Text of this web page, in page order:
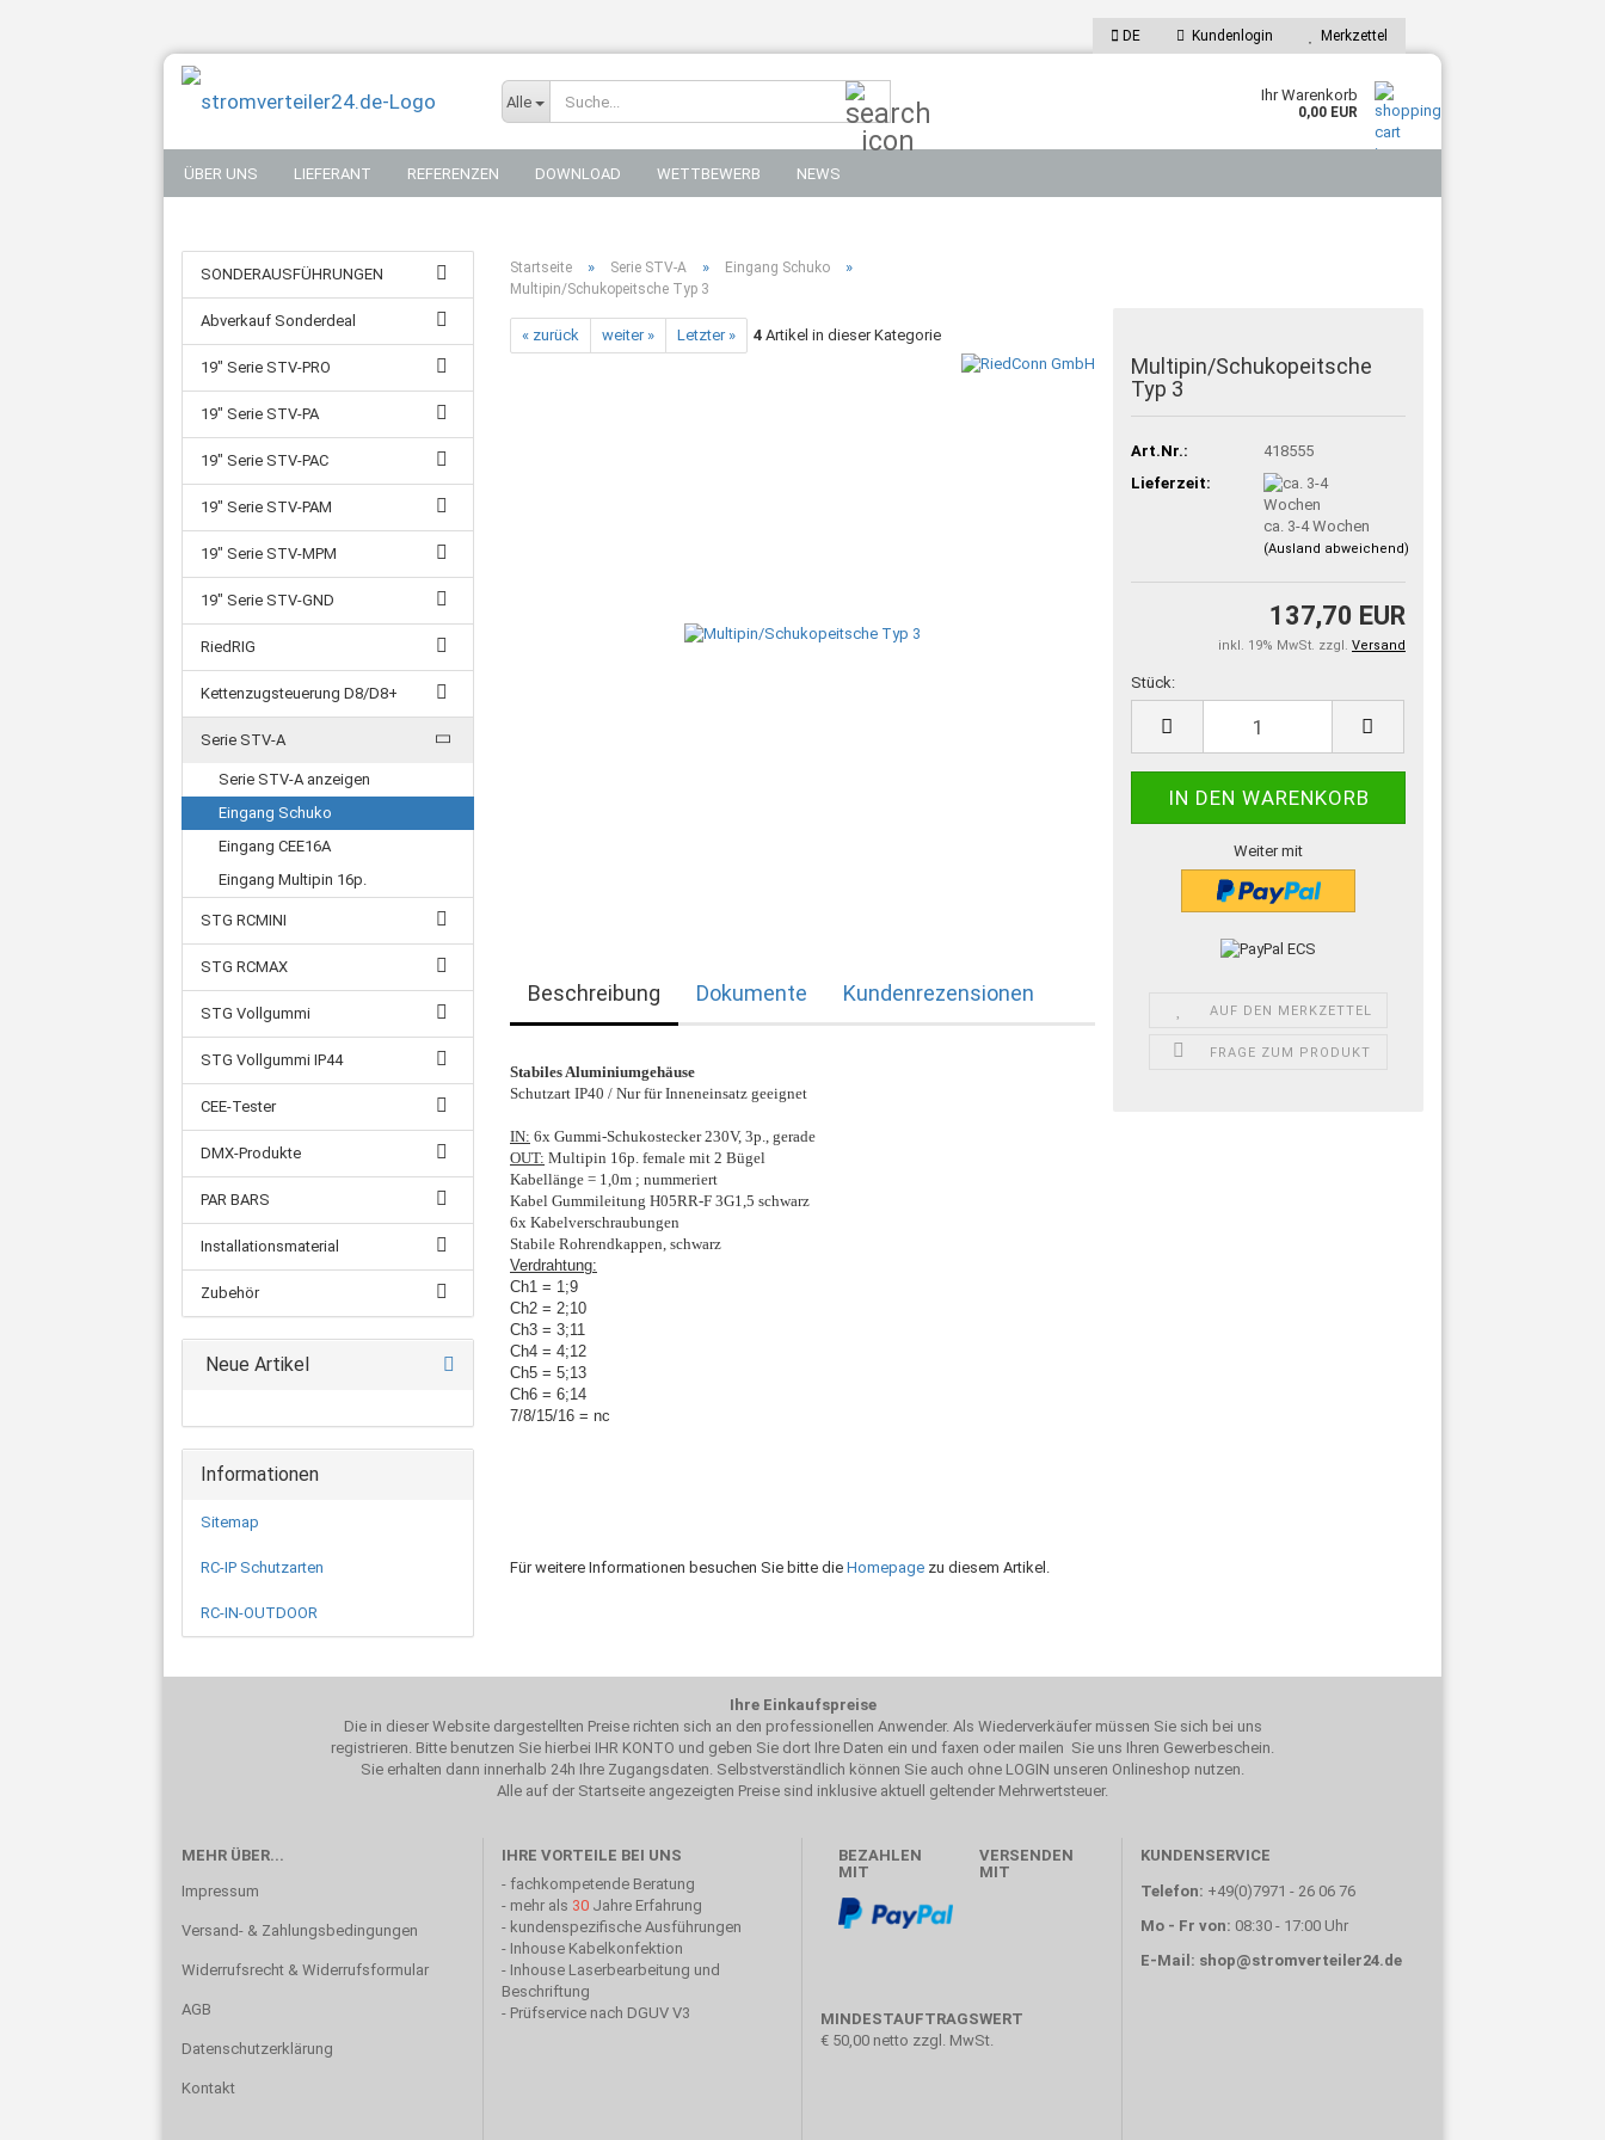
DE Kundenlogin Merkzettel
Alle Ihr Warenkorb
0,00 EUR
ÜBER UNS LIEFERANT REFERENZEN DOWNLOAD WETTBEWERB NEWS
Startseite » Serie STV-A » Eingang Schuko »
Multipin/Schukopeitsche Typ 3
« zurück weiter » Letzter » 4 Artikel in dieser Kategorie
Multipin/Schukopeitsche
Typ 3
Art.Nr.:
418555
Lieferzeit:
ca. 3-4 Wochen
(Ausland abweichend)
137,70 EUR
inkl. 19% MwSt. zzgl. Versand
Stück:
Stück
Weiter mit
AUF DEN MERKZETTEL
FRAGE ZUM PRODUKT
Beschreibung Dokumente Kundenrezensionen
Stabiles Aluminiumgehäuse
Schutzart IP40 / Nur für Inneneinsatz geeignet
IN: 6x Gummi-Schukostecker 230V, 3p., gerade
OUT: Multipin 16p. female mit 2 Bügel
Kabellänge = 1,0m ; nummeriert
Kabel Gummileitung H05RR-F 3G1,5 schwarz
6x Kabelverschraubungen
Stabile Rohrendkappen, schwarz
Verdrahtung:
Ch1 = 1;9
Ch2 = 2;10
Ch3 = 3;11
Ch4 = 4;12
Ch5 = 5;13
Ch6 = 6;14
7/8/15/16 = nc
Für weitere Informationen besuchen Sie bitte die Homepage zu diesem Artikel.
SONDERAUSFÜHRUNGEN
Abverkauf Sonderdeal
19" Serie STV-PRO
19" Serie STV-PA
19" Serie STV-PAC
19" Serie STV-PAM
19" Serie STV-MPM
19" Serie STV-GND
RiedRIG
Kettenzugsteuerung D8/D8+
Serie STV-A
Serie STV-A anzeigen
Eingang Schuko
Eingang CEE16A
Eingang Multipin 16p.
STG RCMINI
STG RCMAX
STG Vollgummi
STG Vollgummi IP44
CEE-Tester
DMX-Produkte
PAR BARS
Installationsmaterial
Zubehör
Neue Artikel
Informationen
Sitemap
RC-IP Schutzarten
RC-IN-OUTDOOR
Ihre Einkaufspreise
Die in dieser Website dargestellten Preise richten sich an den professionellen Anwender. Als Wiederverkäufer müssen Sie sich bei uns
registrieren. Bitte benutzen Sie hierbei IHR KONTO und geben Sie dort Ihre Daten ein und faxen oder mailen Sie uns Ihren Gewerbeschein.
Sie erhalten dann innerhalb 24h Ihre Zugangsdaten. Selbstverständlich können Sie auch ohne LOGIN unseren Onlineshop nutzen.
Alle auf der Startseite angezeigten Preise sind inklusive aktuell geltender Mehrwertsteuer.
MEHR ÜBER...
Impressum
Versand- & Zahlungsbedingungen
Widerrufsrecht & Widerrufsformular
AGB
Datenschutzerklärung
Kontakt
IHRE VORTEILE BEI UNS
- fachkompetende Beratung
- mehr als 30Jahre Erfahrung
- kundenspezifische Ausführungen
- Inhouse Kabelkonfektion
- Inhouse Laserbearbeitung und
Beschriftung
- Prüfservice nach DGUV V3
BEZAHLEN
MIT
VERSENDEN
MIT
MINDESTAUFTRAGSWERT
€ 50,00 netto zzgl. MwSt.
KUNDENSERVICE
Telefon: +49(0)7971 - 26 06 76
Mo - Fr von: 08:30 - 17:00 Uhr
E-Mail: shop@stromverteiler24.de